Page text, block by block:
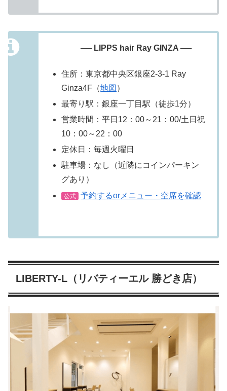
── LIPPS hair Ray GINZA ──
住所：東京都中央区銀座2-3-1 Ray
Ginza4F（地図 ）
最寄り駅：銀座一丁目駅（徒歩1分）
営業時間：平日12：00～21：00/土日祝
10：00～22：00
定休日：毎週火曜日
駐車場：なし（近隣にコインパーキン
グあり）
公式 予約するorメニュー・空席を確認
LIBERTY-L（リバティーエル 勝どき店）